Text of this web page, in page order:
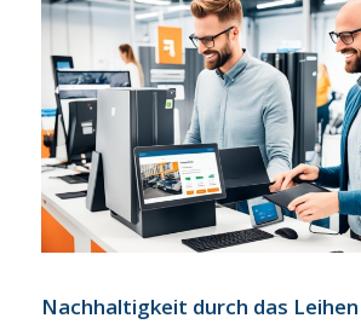
Nachhaltigkeit durch das